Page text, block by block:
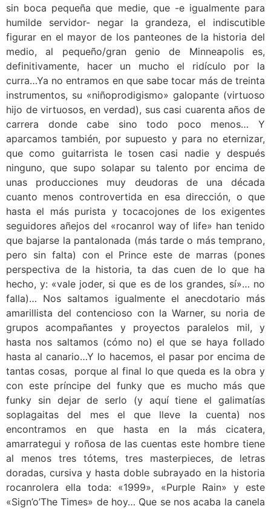
sin boca pequeña que medie, que -e igualmente para
humilde servidor- negar la grandeza, el indiscutible
figurar en el mayor de los panteones de la historia del
medio, al pequeño/gran genio de Minneapolis es,
definitivamente, hacer un mucho el ridículo por la
curra…Ya no entramos en que sabe tocar más de treinta
instrumentos, su «niñoprodigismo» galopante (virtuoso
hijo de virtuosos, en verdad), sus casi cuarenta años de
carrera donde cabe sino todo poco menos… Y
aparcamos también, por supuesto y para no eternizar,
que como guitarrista le tosen casi nadie y después
ninguno, que supo solapar su talento por encima de
unas producciones muy deudoras de una década
cuanto menos controvertida en esa dirección, o que
hasta el más purista y tocacojones de los exigentes
seguidores añejos del «rocanrol way of life» han tenido
que bajarse la pantalonada (más tarde o más temprano,
pero sin falta) con el Prince este de marras (pones
perspectiva de la historia, ta das cuen de lo que ha
hecho, y: «vale joder, si que es de los grandes, sí»… no
falla)… Nos saltamos igualmente el anecdotario más
amarillista del contencioso con la Warner, su noria de
grupos acompañantes y proyectos paralelos mil, y
hasta nos saltamos (cómo no) el que se haya follado
hasta al canario…Y lo hacemos, el pasar por encima de
tantas cosas, porque al final lo que queda es la obra y
con este príncipe del funky que es mucho más que
funky sin dejar de serlo (y aquí tiene el galimatías
soplagaitas del mes el que lleve la cuenta) nos
encontramos en que hasta en la más cicatera,
amarrategui y roñosa de las cuentas este hombre tiene
al menos tres tótems, tres masterpieces, de letras
doradas, cursiva y hasta doble subrayado en la historia
rocanrolera ella toda: «1999», «Purple Rain» y este
«Sign’o’The Times» de hoy… Que se nos acaba la canela